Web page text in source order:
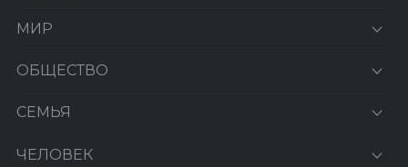
МИР
ОБЩЕСТВО
СЕМЬЯ
ЧЕЛОВЕК